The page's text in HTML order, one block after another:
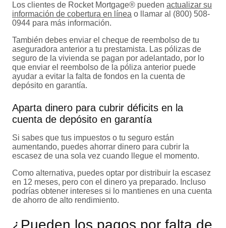
Los clientes de Rocket Mortgage® pueden actualizar su
información de cobertura en línea o llamar al (800) 508-
0944 para más información.
También debes enviar el cheque de reembolso de tu
aseguradora anterior a tu prestamista. Las pólizas de
seguro de la vivienda se pagan por adelantado, por lo
que enviar el reembolso de la póliza anterior puede
ayudar a evitar la falta de fondos en la cuenta de
depósito en garantía.
Aparta dinero para cubrir déficits en la
cuenta de depósito en garantía
Si sabes que tus impuestos o tu seguro están
aumentando, puedes ahorrar dinero para cubrir la
escasez de una sola vez cuando llegue el momento.
Como alternativa, puedes optar por distribuir la escasez
en 12 meses, pero con el dinero ya preparado. Incluso
podrías obtener intereses si lo mantienes en una cuenta
de ahorro de alto rendimiento.